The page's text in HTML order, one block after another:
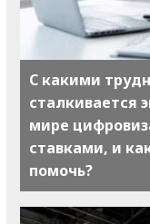
С какими
сталкивается
мире
ставками, и
помочь?